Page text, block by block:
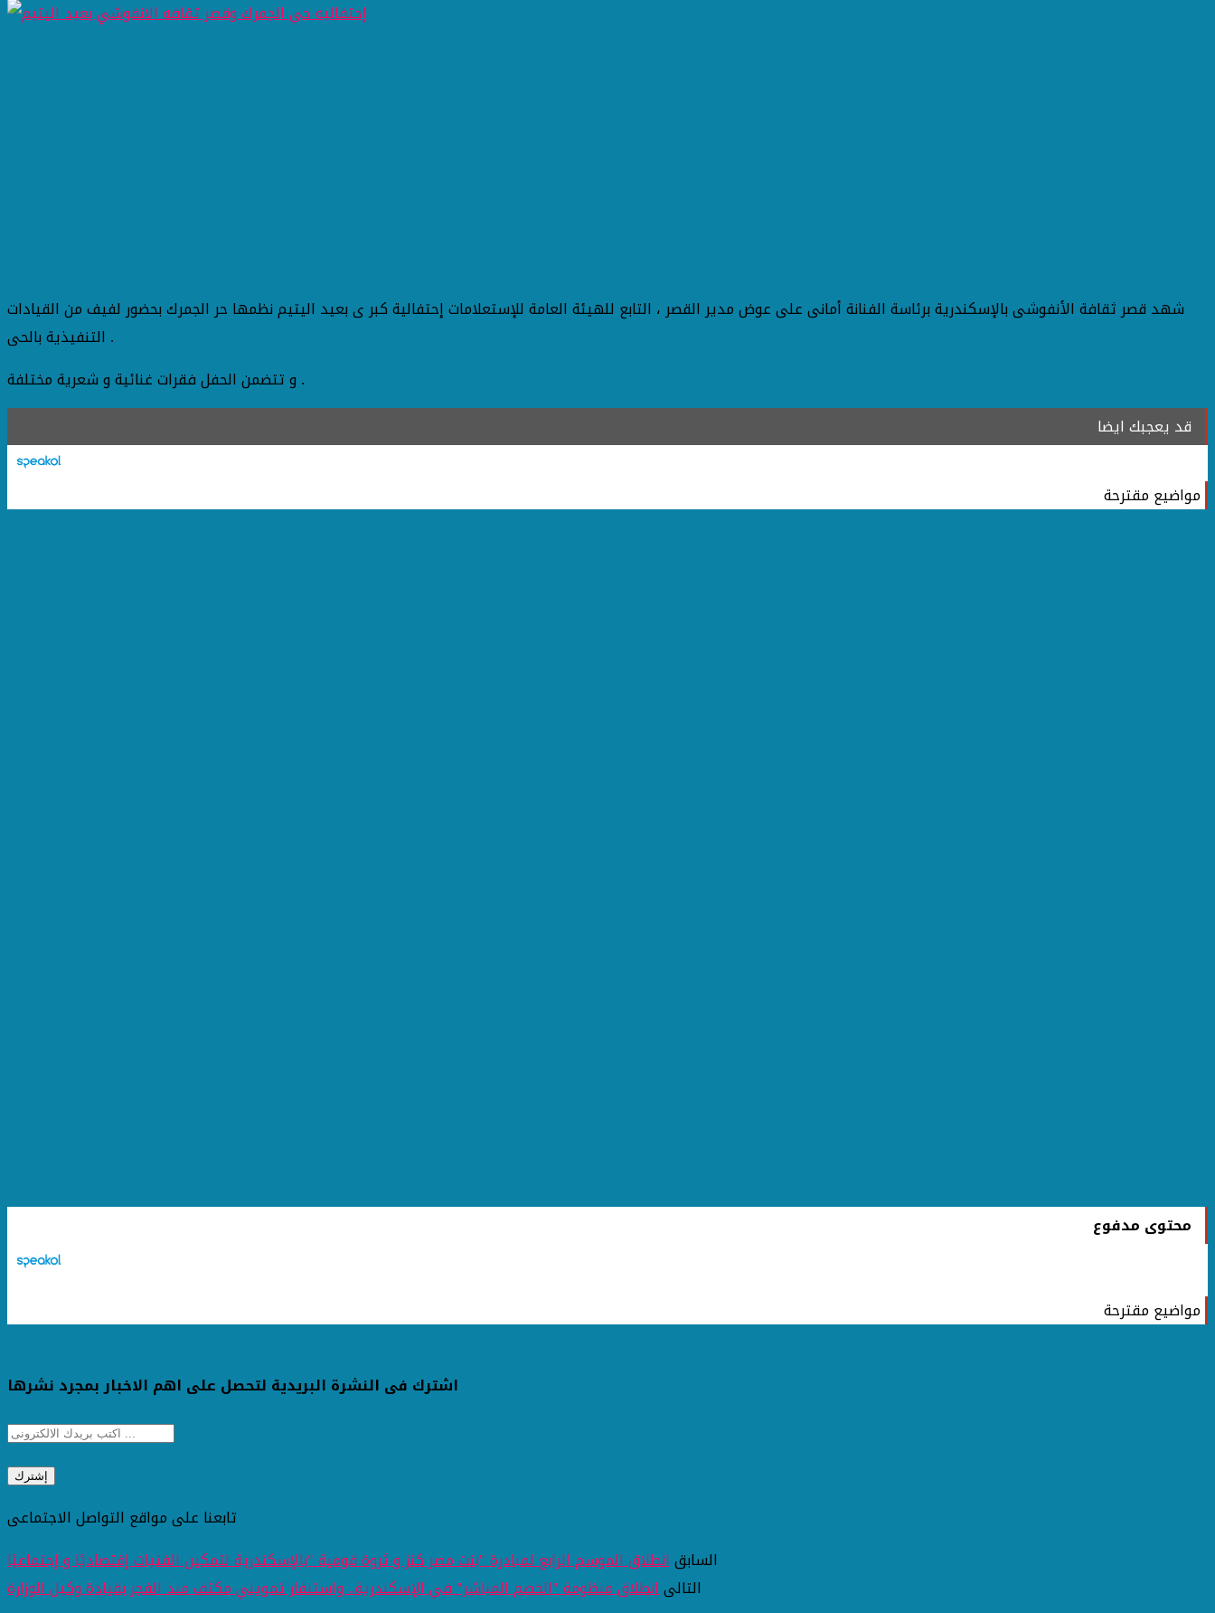
شهد قصر ثقافة الأنفوشى بالإسكندرية برئاسة الفنانة أمانى على عوض مدير القصر ، التابع للهيئة العامة للإستعلامات إحتفالية كبر ى بعيد اليتيم نظمها حر الجمرك بحضور لفيف من القيادات
التنفيذية بالحى .
و تتضمن الحفل فقرات غنائية و شعرية مختلفة .
قد يعجبك ايضا
مواضيع مقترحة
محتوى مدفوع
مواضيع مقترحة
اشترك فى النشرة البريدية لتحصل على اهم الاخبار بمجرد نشرها
تابعنا على مواقع التواصل الاجتماعى
السابقانطلاق الموسم الرابع لمبادرة "بنت مصر كنز و ثروة قومية "بالإسكندرية لتمكين الفتيات إقتصاديًا و إجتماعيًا
التالىانطلاق منظومة "الخصم المباشر" في الإسكندرية.. واستنفار تمويني مكثف منذ الفجر بقيادة وكيل الوزارة